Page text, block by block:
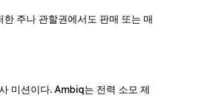
주나 관할권에서도 판매 또는 매
미션이다. Ambiq는 전력 소모 제